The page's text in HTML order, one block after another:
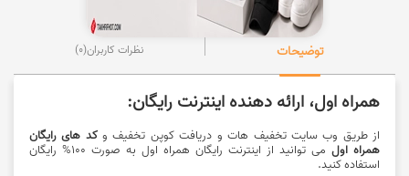
توضیحات نظرات کاربران(0)
همراه اول، ارائه دهنده اینترنت رایگان:
از طریق وب سایت تخفیف هات و دریافت کوپن تخفیف وکد های رایگان
همراه اول
می توانید از اینترنت رایگان همراه اول به صورت 100% رایگان
استفاده کنید.